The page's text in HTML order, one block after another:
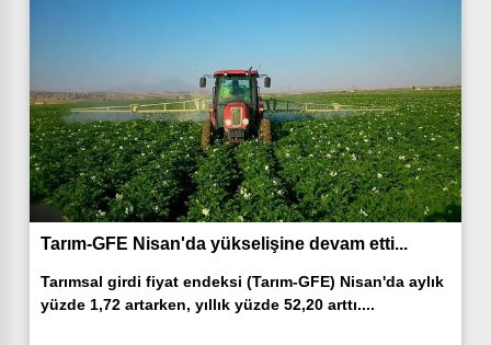
Tarım-GFE Nisan'da yükselişine devam etti...
Tarımsal girdi fiyat endeksi (Tarım-GFE) Nisan'da aylık
yüzde 1,72 artarken, yıllık yüzde 52,20 arttı....